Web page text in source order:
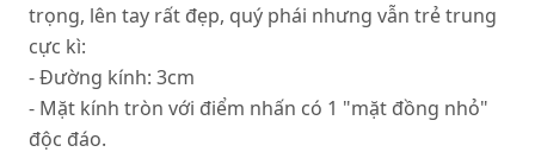
trọng, lên tay rất đẹp, quý phái nhưng vẫn trẻ trung
cực kì:
- Đường kính: 3cm
- Mặt kính tròn với điểm nhấn có 1 "mặt đồng nhỏ"
độc đáo.